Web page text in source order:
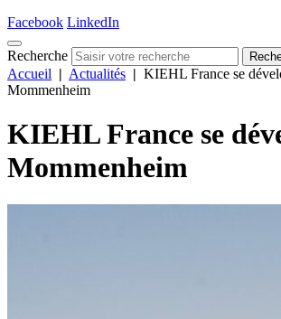
Facebook LinkedIn
Recherche
Accueil | Actualités | KIEHL France se
Mommenheim
KIEHL France se
Mommenheim